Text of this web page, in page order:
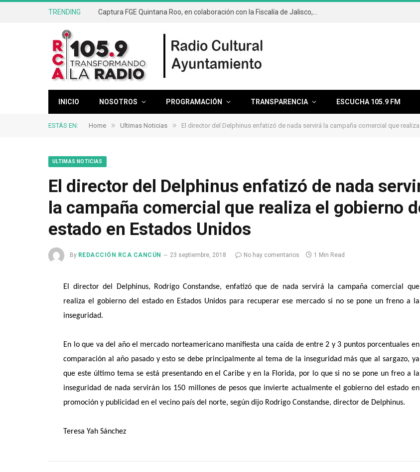
TRENDING
INICIO NOSOTROS PROGRAMACIÓN TRANSPARENCIA ESCUCHA 105.9 FM
ESTÁS EN: Home » Ultimas Noticias » El director del Delphinus enfatizó de nada servirá la campaña comercial que
ULTIMAS NOTICIAS
El director del Delphinus enfatizó de nada
la campaña comercial que realiza el gobierno
estado en Estados Unidos
By REDACCIÓN RCA CANCÚN 23 septiembre, 2018 No hay comentarios 1 Min Read
El director del Delphinus, Rodrigo Constandse, enfatizó que de nada servirá la campaña comercial que
realiza el gobierno del estado en Estados Unidos para recuperar ese mercado si no se pone un freno a la
inseguridad.
En lo que va del año el mercado norteamericano manifiesta una caída de entre 2 y 3 puntos porcentuales en
comparación al año pasado y esto se debe principalmente al tema de la inseguridad más que al sargazo, ya
que este último tema se está presentando en el Caribe y en la Florida, por lo que si no se pone un freo a la
inseguridad de nada servirán los 150 millones de pesos que invierte actualmente el gobierno del estado en
promoción y publicidad en el vecino país del norte, según dijo Rodrigo Constandse, director de Delphinus.
Teresa Yah Sánchez